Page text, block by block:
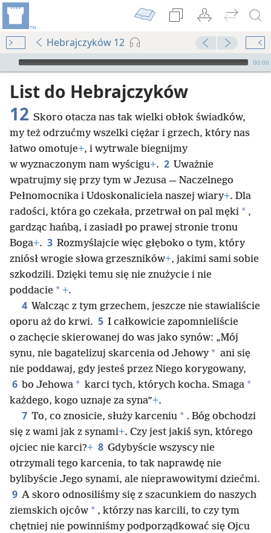
Hebrajczyków 12
Audio Player
00:00
List do Hebrajczyków
12 Skoro otacza nas tak wielki obłok świadków,
my też odrzućmy wszelki ciężar i grzech, który nas
łatwo omotuje+, i wytrwale biegnijmy
w wyznaczonym nam wyścigu+. 2 Uważnie
wpatrujmy się przy tym w Jezusa — Naczelnego
Pełnomocnika i Udoskonaliciela naszej wiary+. Dla
radości, która go czekała, przetrwał on pal męki * ,
gardząc hańbą, i zasiadł po prawej stronie tronu
Boga+. 3 Rozmyślajcie więc głęboko o tym, który
zniósł wrogie słowa grzeszników+, jakimi sami sobie
szkodzili. Dzięki temu się nie znużycie i nie
poddacie * +.
4 Walcząc z tym grzechem, jeszcze nie stawialiście
oporu aż do krwi. 5 I całkowicie zapomnieliście
o zachęcie skierowanej do was jako synów: „Mój
synu, nie bagatelizuj skarcenia od Jehowy * ani się
nie poddawaj, gdy jesteś przez Niego korygowany,
6 bo Jehowa * karci tych, których kocha. Smaga *
każdego, kogo uznaje za syna”+.
7 To, co znosicie, służy karceniu * . Bóg obchodzi
się z wami jak z synami+. Czy jest jakiś syn, którego
ojciec nie karci?+ 8 Gdybyście wszyscy nie
otrzymali tego karcenia, to tak naprawdę nie
bylibyście Jego synami, ale nieprawowitymi dziećmi.
9 A skoro odnosiliśmy się z szacunkiem do naszych
ziemskich ojców * , którzy nas karcili, to czy tym
chętniej nie powinniśmy podporządkować się Ojcu